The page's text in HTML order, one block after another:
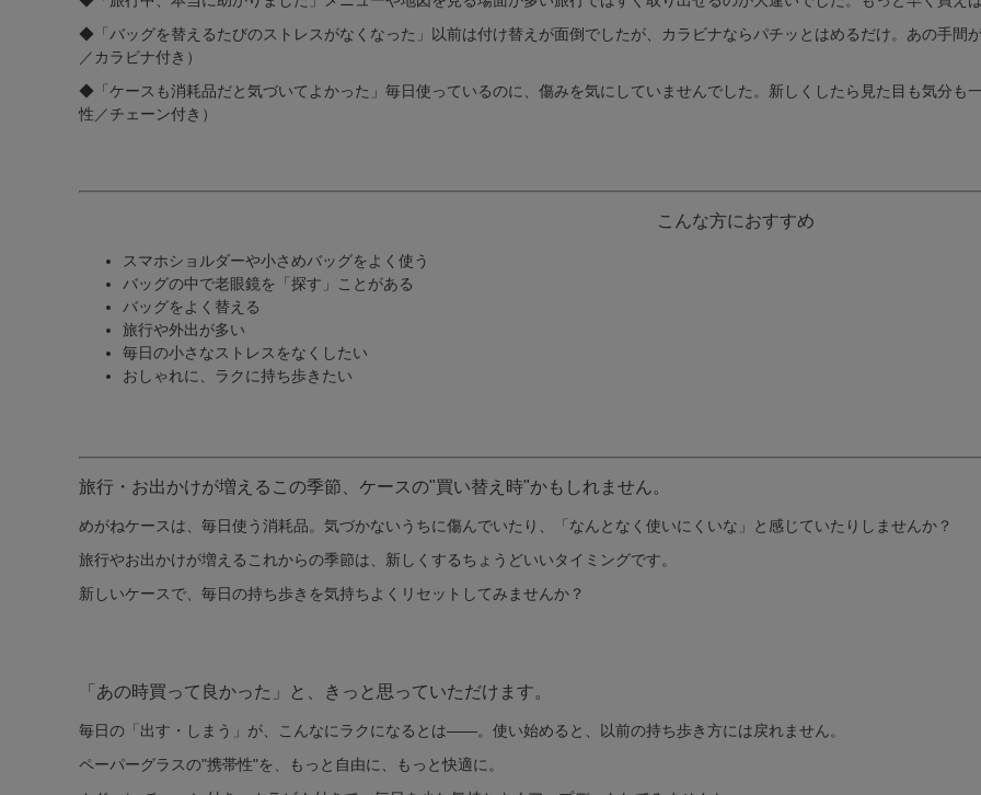
◆「バッグを替えるたびのストレスがなくなった」以前は付け替えが面倒でしたが、カラビナならパチッとはめるだけ。あの手間
／カラビナ付き）
◆「ケースも消耗品だと気づいてよかった」毎日使っているのに、傷みを気にしていませんでした。新しくしたら見た目も気分も
性／チェーン付き）
こんな方におすすめ
スマホショルダーや小さめバッグをよく使う
バッグの中で老眼鏡を「探す」ことがある
バッグをよく替える
旅行や外出が多い
毎日の小さなストレスをなくしたい
おしゃれに、ラクに持ち歩きたい
旅行・お出かけが増えるこの季節、ケースの"買い替え時"かもしれません。
めがねケースは、毎日使う消耗品。気づかないうちに傷んでいたり、「なんとなく使いにくいな」と感じていたりしませんか？
旅行やお出かけが増えるこれからの季節は、新しくするちょうどいいタイミングです。
新しいケースで、毎日の持ち歩きを気持ちよくリセットしてみませんか？
「あの時買って良かった」と、きっと思っていただけます。
毎日の「出す・しまう」が、こんなにラクになるとは——。使い始めると、以前の持ち歩き方には戻れません。
ペーパーグラスの"携帯性"を、もっと自由に、もっと快適に。